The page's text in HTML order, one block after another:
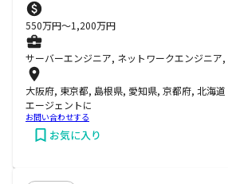
550万円〜1,200万円
サーバーエンジニア, ネットワークエンジニア
大阪府, 東京都, 島根県, 愛知県, 京都府, 北海道
エージェントに
お問い合わせする
お気に入り